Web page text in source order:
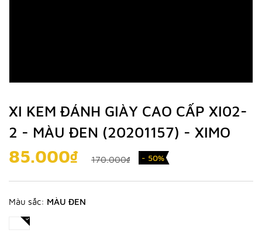
XI KEM ĐÁNH GIÀY CAO CẤP XI02-
2 - MÀU ĐEN (20201157) - XIMO
85.000₫ 170.000₫ - 50%
Màu sắc: MÀU ĐEN